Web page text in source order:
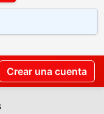
Crear una cuenta